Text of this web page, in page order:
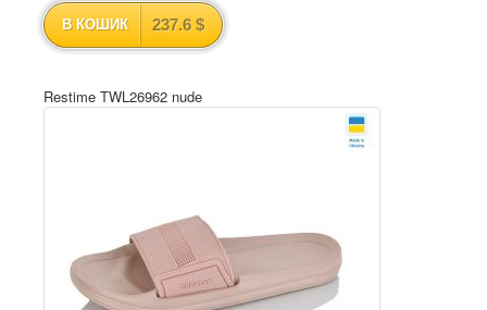
В КОШИК 237.6 $
Restime TWL26962 nude